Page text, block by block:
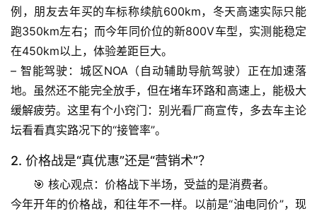
例 ，朋友去年买的车标称续航600km，冬天高速实际只能
跑350km左右；而今年同价位的新800V车型，实测能稳定
在450km以上，体验差距巨大。
– 智能驾驶 ：城区NOA（自动辅助导航驾驶）正在加速落
地。虽然还不能完全放手，但在堵车环路和高速上，能极大
缓解疲劳。这里有个小窍门 ：别光看厂商宣传，多去车主论
坛看看真实路况下的“接管率”。
2. 价格战是“真优惠”还是“营销术”？
🎯 核心观点：价格战下半场，受益的是消费者。
今年开年的价格战，和往年不一样。以前是“油电同价”，现